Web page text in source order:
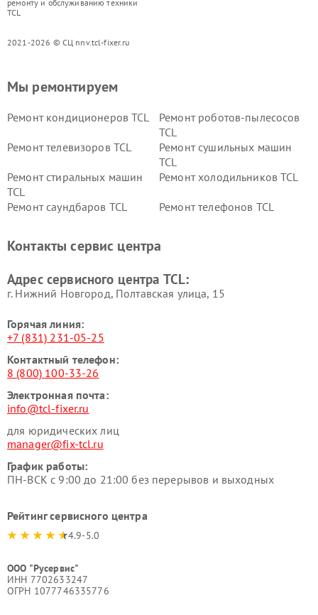
ремонту и обслуживанию техники
TCL
2021-2026 © СЦ nnv.tcl-fixer.ru
Мы ремонтируем
Ремонт кондиционеров TCL
Ремонт роботов-пылесосов
TCL
Ремонт телевизоров TCL
Ремонт сушильных машин
TCL
Ремонт стиральных машин
TCL
Ремонт холодильников TCL
Ремонт саундбаров TCL Ремонт телефонов TCL
Контакты сервис центра
Адрес сервисного центра TCL:
г. Нижний Новгород, Полтавская улица, 15
Горячая линия:
+7 (831) 231-05-25
Контактный телефон:
8 (800) 100-33-26
Электронная почта:
info@tcl-fixer.ru
для юридических лиц
manager@fix-tcl.ru
График работы:
ПН-ВСК с 9:00 до 21:00 без перерывов и выходных
Рейтинг сервисного центра
4.9-5.0
ООО "Русервис"
ИНН 7702633247
ОГРН 1077746335776